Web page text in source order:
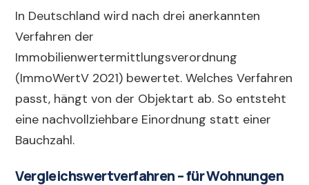
In Deutschland wird nach drei anerkannten
Verfahren der
Immobilienwertermittlungsverordnung
(ImmoWertV 2021) bewertet. Welches Verfahren
passt, hängt von der Objektart ab. So entsteht
eine nachvollziehbare Einordnung statt einer
Bauchzahl.
Vergleichswertverfahren – für Wohnungen